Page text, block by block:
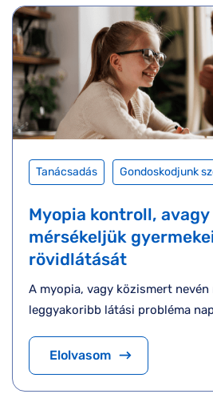
Tanácsadás Gondoskodjunk
Myopia kontroll, avagy
mérsékeljük
rövidlátását
A myopia, vagy közismert
leggyakoribb látási probléma
Elolvasom